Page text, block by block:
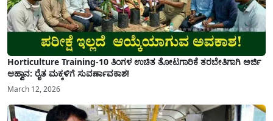
Horticulture Training-10 ತಿಂಗಳ ಉಚಿತ ತೋಟಗಾರಿಕೆ ತರಬೇತಿಗಾಗಿ ಅರ್ಜಿ
ಆಹ್ವಾನ: ರೈತ ಮಕ್ಕಳಿಗೆ ಸುವರ್ಣಾವಕಾಶ!
March 12, 2026